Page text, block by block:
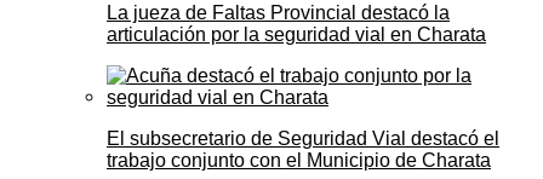
La jueza de Faltas Provincial destacó la
articulación por la seguridad vial en Charata
El subsecretario de Seguridad Vial destacó el
trabajo conjunto con el Municipio de Charata